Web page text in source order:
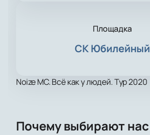
Площадка
СК Юбилейный
Noize MC. Всё как у людей. Тур 2020
Почему выбирают нас